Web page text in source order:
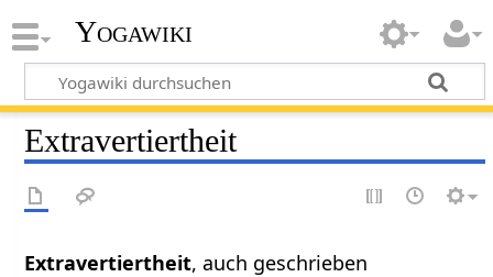
Yogawiki
Extravertiertheit
Extravertiertheit, auch geschrieben